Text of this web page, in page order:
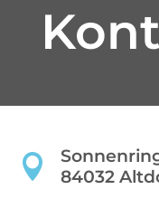

84032